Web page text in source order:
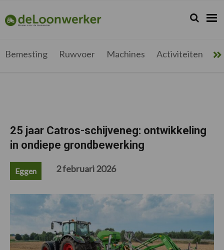
de
hoofdnavigatie
de
hoofd
de
eerste
de
voettekst
deloonwerker.be Zoeken...
Zoek
Bemesting Ruwvoer Machines Activiteiten
25 jaar Catros-schijveneg: ontwikkeling
in ondiepe grondbewerking
Eggen 2 februari 2026